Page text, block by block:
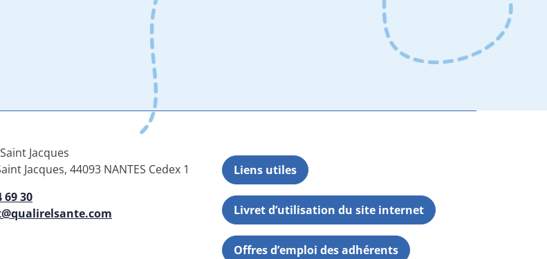
Jacques
Jacques, 44093 NANTES Cedex 1
69 30
Liens utiles
Livret d’utilisation du site internet
Offres d’emploi des adhérents